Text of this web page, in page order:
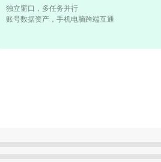
独立窗口，多任务并行
账号数据资产，手机电脑跨端互通